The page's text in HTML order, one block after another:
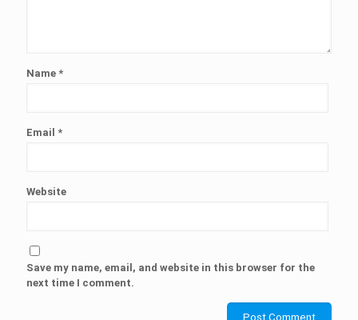
Name *
Email *
Website
Save my name, email, and website in this browser for the
next time I comment.